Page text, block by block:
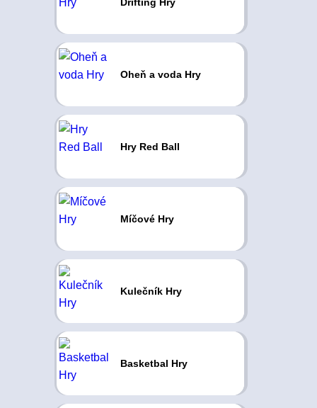
Oheň a voda Hry
Hry Red Ball
Míčové Hry
Kulečník Hry
Basketbal Hry